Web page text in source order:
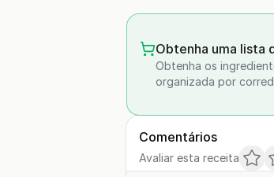
Obtenha uma lista
Obtenha os
organizada por
Comentários
Avaliar esta receita